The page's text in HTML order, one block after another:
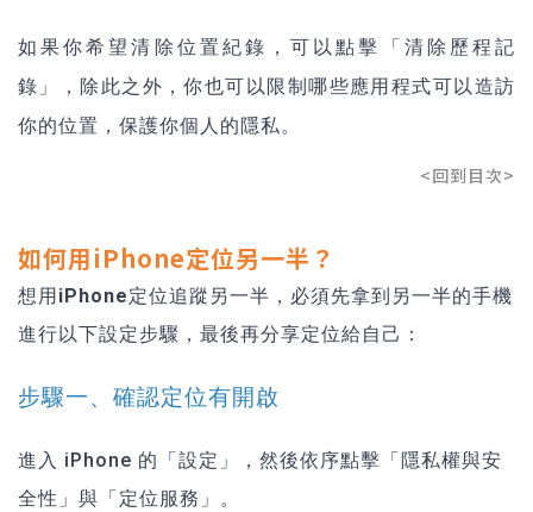
如果你希望清除位置紀錄，可以點擊「清除歷程記
錄」，除此之外，你也可以限制哪些應用程式可以造訪
你的位置，保護你個人的隱私。
<回到目次>
如何用iPhone定位另一半？
想用iPhone定位追蹤另一半 ，必須先拿到另一半的手機
進行以下設定步驟，最後再分享定位給自己：
步驟一、確認定位有開啟
進入 iPhone 的「設定」，然後依序點擊「隱私權與安
全性」與「定位服務」。